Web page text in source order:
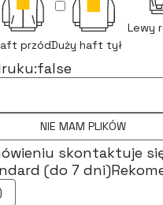
przódDuży haft tył
Lewy
false
NIE MAM PLIKÓW
skontaktuje
(do 7 dni)